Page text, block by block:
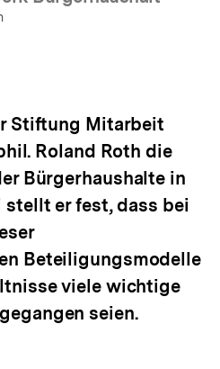
Stiftung Mitarbeit
Roland Roth die
Bürgerhaushalte in
stellt er fest, dass bei
Beteiligungsmodelle
viele wichtige
seien.